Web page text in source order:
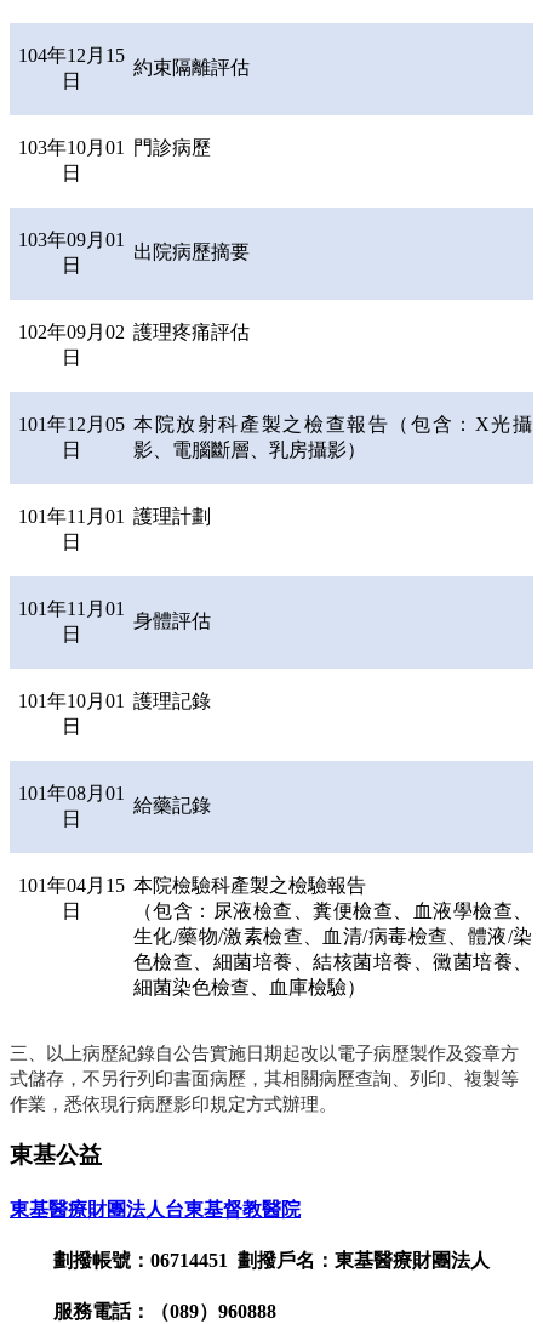
104年12月15
日
約束隔離評估
103年10月01
日
門診病歷
103年09月01
日
出院病歷摘要
102年09月02
日
護理疼痛評估
101年12月05
日
本院放射科產製之檢查報告（包含：X光攝
影、電腦斷層、乳房攝影）
101年11月01
日
護理計劃
101年11月01
日
身體評估
101年10月01
日
護理記錄
101年08月01
日
給藥記錄
101年04月15
日
本院檢驗科產製之檢驗報告
（包含：尿液檢查、糞便檢查、血液學檢查、
生化/藥物/激素檢查、血清/病毒檢查、體液/染
色檢查、細菌培養、結核菌培養、黴菌培養、
細菌染色檢查、血庫檢驗）
三、以上病歷紀錄自公告實施日期起改以電子病歷製作及簽章方
式儲存，不另行列印書面病歷，其相關病歷查詢、列印、複製等
作業，悉依現行病歷影印規定方式辦理。
東基公益
東基醫療財團法人台東基督教醫院
劃撥帳號：06714451 劃撥戶名：東基醫療財團法人
服務電話：（089）960888